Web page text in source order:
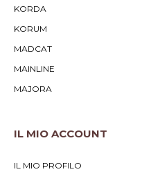
KORDA
KORUM
MADCAT
MAINLINE
MAJORA
IL MIO ACCOUNT
IL MIO PROFILO